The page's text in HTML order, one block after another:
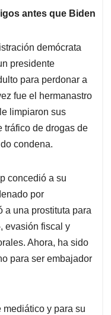
antes que Biden
demócrata
presidente
para perdonar a
fue el hermanastro
limpiaron sus
tráfico de drogas de
condena.
concedió a su
por
a una prostituta para
evasión fiscal y
Ahora, ha sido
para ser embajador
y para su